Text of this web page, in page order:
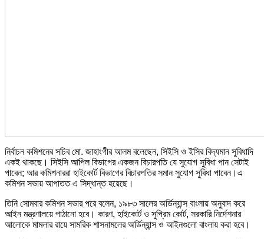
নির্বাচন কমিশনের সচিব মো. জাহাংগীর আলম বলেছেন, সিইসি ও ইসির বিদ্যমান সুবিধাদি
একই থাকছে। সিইসি আপিল বিভাগের একজন বিচারপতি যে সুযোগ সুবিধা পান সেটাই
পাবেন; আর কমিশনাররা হাইকোর্ট বিভাগের বিচারপতির সমান সুযোগ সুবিধা পাবেন।এ
কমিশন সভায় আপাতত এ সিদ্ধান্ত হয়েছে।
তিনি সোমবার কমিশন সভার পরে বলেন, ১৯৮৩ সালের অর্ডিন্যান্স বাংলায় অনুবাদ করে
আইন মন্ত্রণালয়ে পাঠানো হবে। কারণ, হাইকোর্ট ও সুপ্রিম কোর্ট, সরকারি নির্দেশনার
আলোকে মামলার রায়ে সামরিক শাসনামলের অর্ডিন্যান্স ও আইনগুলো বাংলায় করা হবে।